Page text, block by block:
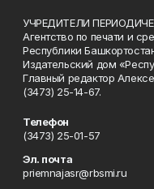
УЧРЕДИТЕЛИ
Агентство по печати и
Республики
Издательский дом
Главный редактор
(3473) 25-14-67.
Телефон
(3473) 25-01-57
Эл. почта
priemnajasr@rbsmi.ru